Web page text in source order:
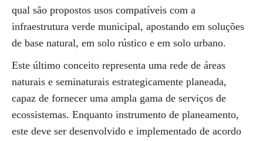
qual são propostos usos compatíveis com a
infraestrutura verde municipal, apostando em soluções
de base natural, em solo rústico e em solo urbano.
Este último conceito representa uma rede de áreas
naturais e seminaturais estrategicamente planeada,
capaz de fornecer uma ampla gama de serviços de
ecossistemas. Enquanto instrumento de planeamento,
este deve ser desenvolvido e implementado de acordo